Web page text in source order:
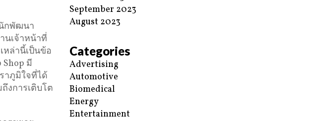
กพัฒนา
นเจ้าหน้าที่
หล่านี้เป็นข้อ
มี
าภูมิใจที่ได้
งการเติบโต
September 2023
August 2023
Categories
Advertising
Automotive
Biomedical
Energy
Entertainment